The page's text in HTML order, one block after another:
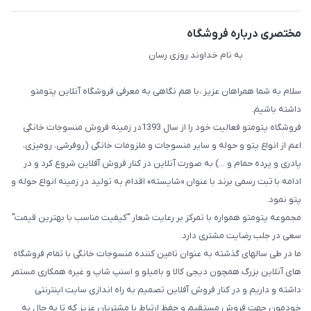
مختصری درباره فروشگاه
به نام خداوند روزی رسان
سلام به شما همراهان عزیز ،با هم نگاهی به معرفی فروشگاه آنلاین پتومتو
داشته باشیم.
فروشگاه پتومتو فعالیت خود را از سال 1393در زمینه فروش منسوجات خانگی
اعم از انواع پتو و حوله و سایر منسوجات و ملزومات خانگی (روفرشی، رومیزی،
پادری و پرده حمام و ...) به صورت آنلاین در کنار فروش آفلاین شروع کرد و در
ادامه با ثبت رسمی برند با عنوان «شایسته» اقدام به تولید در زمینه انواع حوله و
پتو نمود.
مجموعه پتومتو همواره با تمرکز بر رعایت شعار "کیفیت مناسب با بهترین قیمت"
سعی در جلب رضایت مشتری دارد.
ما در طی سالهای گذشته به عنوان تامین کننده منسوجات خانگی با تمام فروشگاه
های آنلاین بزرگ همچون دیجی کالا و بامیلو و اسنپ شاپ و غیره همکاری مستمر
داشته و داریم و در کنار فروش آفلاین تصمیم به راه اندازی سایت اینترنتی
خودمون جهت فروش مستقیم و حفظ ارتباط با مشتریان عزیز که تا به حال به